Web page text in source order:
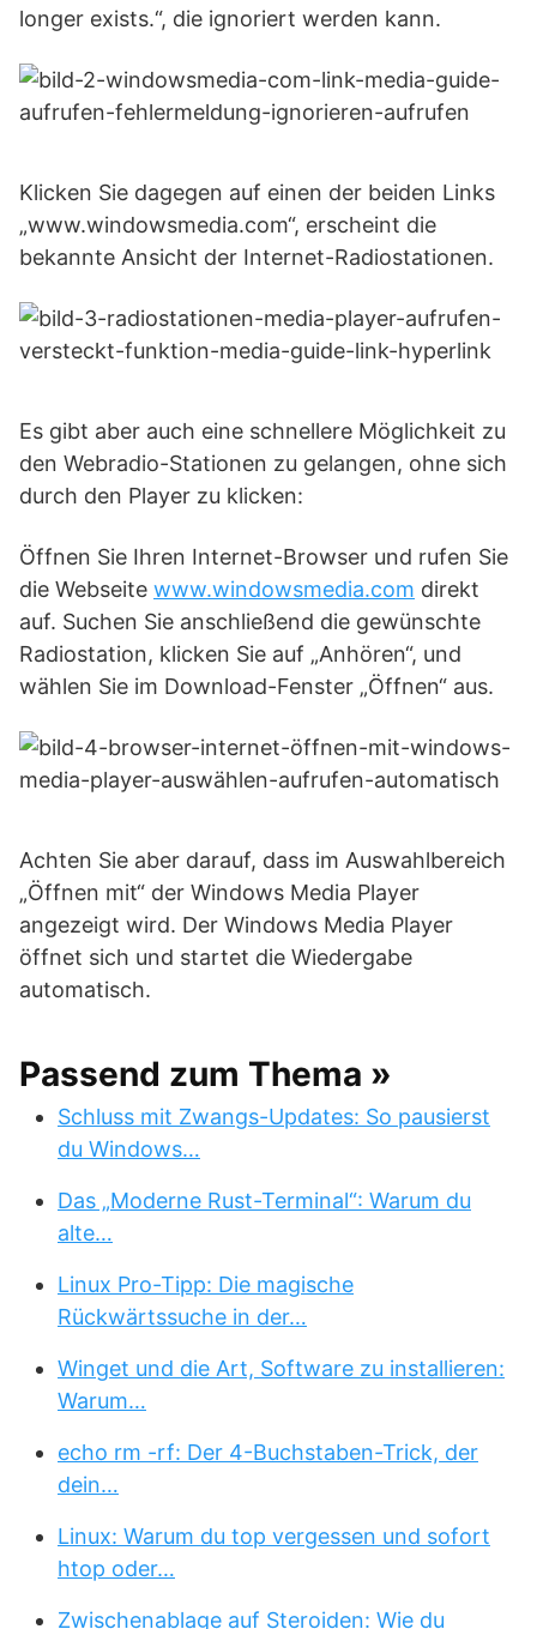
longer exists.“, die ignoriert werden kann.
Klicken Sie dagegen auf einen der beiden Links
„www.windowsmedia.com“, erscheint die
bekannte Ansicht der Internet-Radiostationen.
Es gibt aber auch eine schnellere Möglichkeit zu
den Webradio-Stationen zu gelangen, ohne sich
durch den Player zu klicken:
Öffnen Sie Ihren Internet-Browser und rufen Sie
die Webseite www.windowsmedia.com direkt
auf. Suchen Sie anschließend die gewünschte
Radiostation, klicken Sie auf „Anhören“, und
wählen Sie im Download-Fenster „Öffnen“ aus.
Achten Sie aber darauf, dass im Auswahlbereich
„Öffnen mit“ der Windows Media Player
angezeigt wird. Der Windows Media Player
öffnet sich und startet die Wiedergabe
automatisch.
Passend zum Thema »
Schluss mit Zwangs-Updates: So pausierst
du Windows…
Das „Moderne Rust-Terminal“: Warum du
alte…
Linux Pro-Tipp: Die magische
Rückwärtssuche in der…
Winget und die Art, Software zu installieren:
Warum…
echo rm -rf: Der 4-Buchstaben-Trick, der
dein…
Linux: Warum du top vergessen und sofort
htop oder…
Zwischenablage auf Steroiden: Wie du